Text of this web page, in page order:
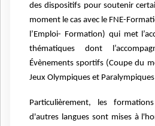
des dispositifs pour soutenir
moment le cas avec le FNE-
l’Emploi- Formation) qui met
thématiques dont
Évènements sportifs (Coupe du
Jeux Olympiques et
Particulièrement, les
d'autres langues sont mises à